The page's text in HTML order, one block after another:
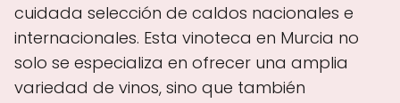
cuidada selección de caldos nacionales e
internacionales. Esta vinoteca en Murcia no
solo se especializa en ofrecer una amplia
variedad de vinos, sino que también